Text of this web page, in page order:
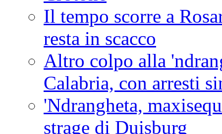
Il tempo scorre a
resta in scacco
Altro colpo alla
Calabria, con arresti
'Ndrangheta,
strage di Duisburg